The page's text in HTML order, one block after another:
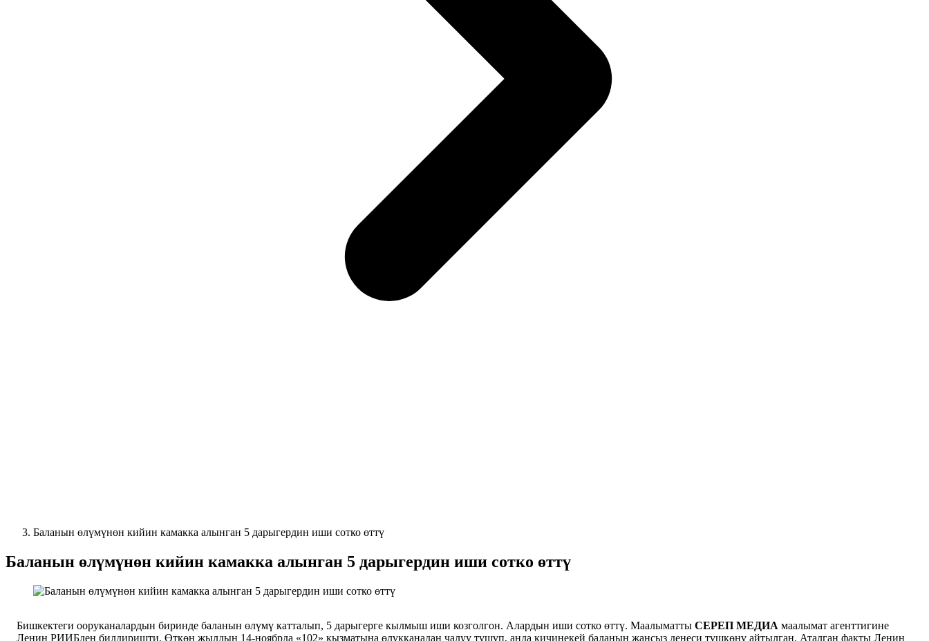
Баланын өлүмүнөн кийин камакка алынган 5 дарыгердин иши сотко өттү
Баланын өлүмүнөн кийин камакка алынган 5 дарыгердин иши сотко өттү
Бишкектеги ооруканалардын биринде баланын өлүмү катталып, 5 дарыгерге кылмыш иши козголгон. Алардын иши сотко өттү. Маалыматты СЕРЕП МЕДИА маалымат агенттигине
Ленин РИИБден билдиришти. Өткөн жылдын 14-ноябрда «102» кызматына өлүкканадан чалуу түшүп, анда кичинекей баланын жансыз денеси түшкөнү айтылган. Аталган факты Ленин